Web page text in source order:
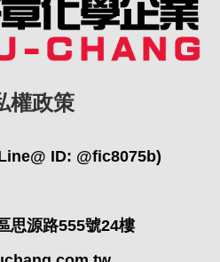
權政策
ID: @fic8075b)
思源路555號24樓